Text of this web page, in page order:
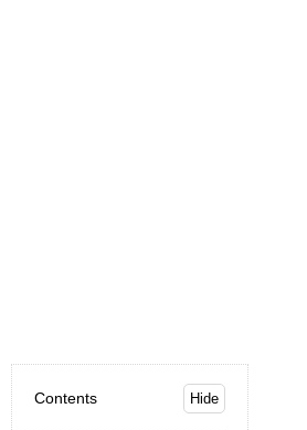
Contents